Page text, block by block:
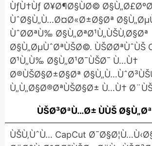
ÙƒÙ†Ùƒ Ø¥Ø¶Ø§ÙØ©
ÙˆØ§Ù„Ù…Ø¤Ø«Ø±Ø§Øª
ÙˆØ­ØªÙ‰ Ø§Ù„ØªØ¹Ù„ÙŠÙ‚Ø§Øª
Ø§Ù„ØµÙˆØªÙŠØ©. ÙŠØ­ØªÙˆÙŠ
Ø¹Ù„Ù‰ Ø§Ù„Ø¹Ø¯ÙŠØ¯ Ù…Ù†
Ø®ÙŠØ§Ø±Ø§Øª
Ù„Ù„Ø§Ø®ØªÙŠØ§Ø± Ù…Ù†
ÙŠØ³ØªÙ…Ø± ÙÙŠ
ÙŠÙ‚ÙˆÙ… CapCut